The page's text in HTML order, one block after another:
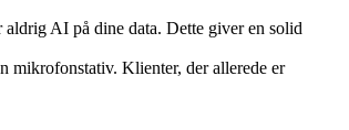
AI på dine data. Dette giver en solid
mikrofonstativ. Klienter, der allerede er